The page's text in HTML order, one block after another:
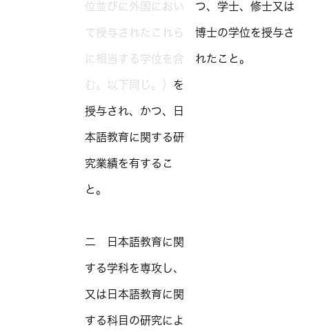
位並びに外国におい
て授与されたこれら
に相当する学位を含
む。以下同じ。） を
授与され、かつ、日
本語教育に関する研
究業績を有するこ
と。
二 日本語教育に関
する学科を専攻し、
又は日本語教育に関
する科目の研究によ
つ、学士、修士又は
博士の学位を授与さ
れたこと。